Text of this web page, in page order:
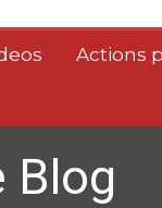
Actions
Blog